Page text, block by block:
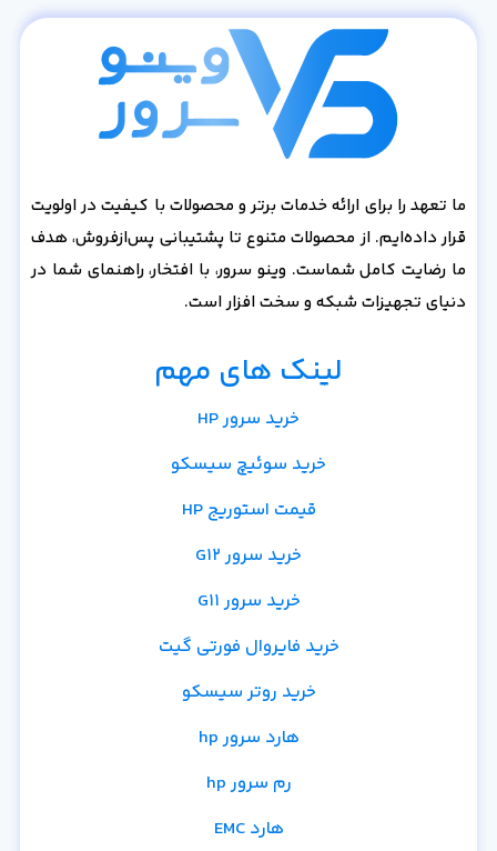
ما تعهد را برای ارائه خدمات برتر و محصولات با کیفیت در اولویت
قرار داده‌ایم. از محصولات متنوع تا پشتیبانی پس‌از‌فروش، هدف
ما رضایت کامل شماست. وینو سرور، با افتخار، راهنمای شما در
دنیای تجهیزات شبکه و سخت افزار است.
لینک های مهم
خرید سرور HP
خرید سوئیچ سیسکو
قیمت استوریج HP
خرید سرور G12
خرید سرور G11
خرید فایروال فورتی گیت
خرید روتر سیسکو
هارد سرور hp
رم سرور hp
هارد EMC